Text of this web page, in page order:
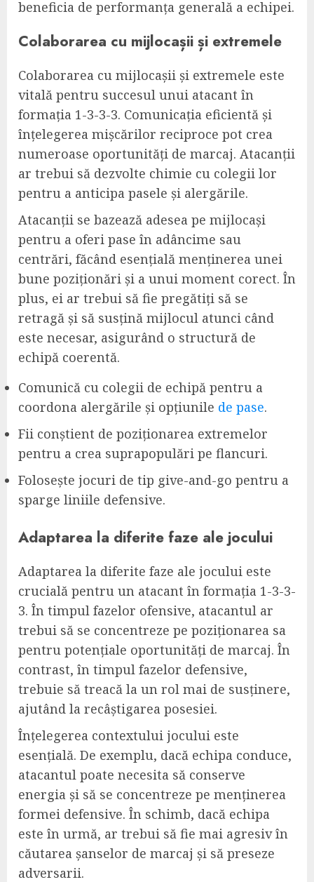
beneficia de performanța generală a echipei.
Colaborarea cu mijlocașii și extremele
Colaborarea cu mijlocașii și extremele este
vitală pentru succesul unui atacant în
formația 1-3-3-3. Comunicația eficientă și
înțelegerea mișcărilor reciproce pot crea
numeroase oportunități de marcaj. Atacanții
ar trebui să dezvolte chimie cu colegii lor
pentru a anticipa pasele și alergările.
Atacanții se bazează adesea pe mijlocași
pentru a oferi pase în adâncime sau
centrări, făcând esențială menținerea unei
bune poziționări și a unui moment corect. În
plus, ei ar trebui să fie pregătiți să se
retragă și să susțină mijlocul atunci când
este necesar, asigurând o structură de
echipă coerentă.
Comunică cu colegii de echipă pentru a
coordona alergările și opțiunile de pase.
Fii conștient de poziționarea extremelor
pentru a crea suprapopulări pe flancuri.
Folosește jocuri de tip give-and-go pentru a
sparge liniile defensive.
Adaptarea la diferite faze ale jocului
Adaptarea la diferite faze ale jocului este
crucială pentru un atacant în formația 1-3-3-
3. În timpul fazelor ofensive, atacantul ar
trebui să se concentreze pe poziționarea sa
pentru potențiale oportunități de marcaj. În
contrast, în timpul fazelor defensive,
trebuie să treacă la un rol mai de susținere,
ajutând la recâștigarea posesiei.
Înțelegerea contextului jocului este
esențială. De exemplu, dacă echipa conduce,
atacantul poate necesita să conserve
energia și să se concentreze pe menținerea
formei defensive. În schimb, dacă echipa
este în urmă, ar trebui să fie mai agresiv în
căutarea șanselor de marcaj și să preseze
adversarii.